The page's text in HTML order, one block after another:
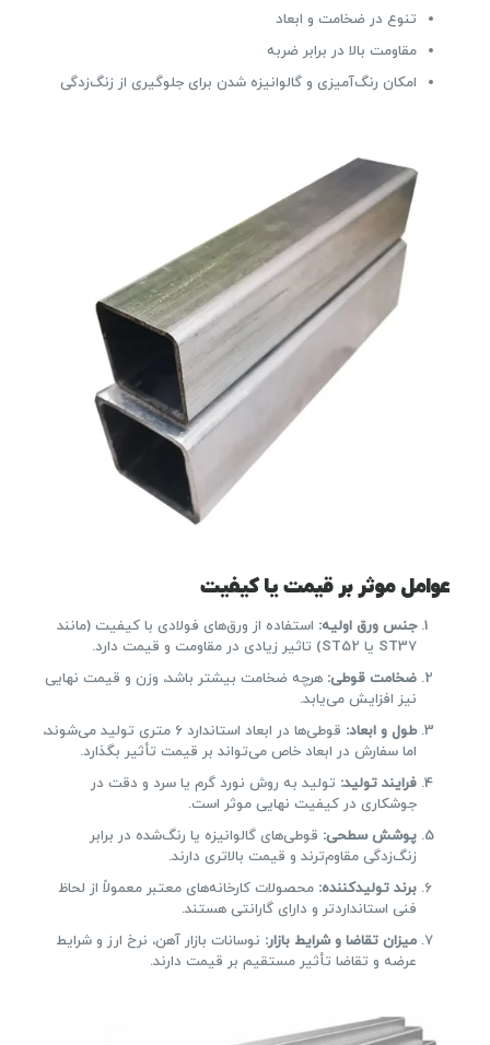
تنوع در ضخامت و ابعاد
مقاومت بالا در برابر ضربه
امکان رنگ‌آمیزی و گالوانیزه شدن برای جلوگیری از زنگ‌زدگی
عوامل موثر بر قیمت یا کیفیت
جنس ورق اولیه: استفاده از ورق‌های فولادی با کیفیت (مانند
ST37 یا ST52) تاثیر زیادی در مقاومت و قیمت دارد.
ضخامت قوطی: هرچه ضخامت بیشتر باشد، وزن و قیمت نهایی
نیز افزایش می‌یابد.
طول و ابعاد:
قوطی‌ها در ابعاد استاندارد ۶ متری تولید می‌شوند،
اما سفارش در ابعاد خاص می‌تواند بر قیمت تأثیر بگذارد.
فرایند تولید: تولید به روش نورد گرم یا سرد و دقت در
جوشکاری در کیفیت نهایی موثر است.
پوشش سطحی: قوطی‌های گالوانیزه یا رنگ‌شده در برابر
زنگ‌زدگی مقاوم‌ترند و قیمت بالاتری دارند.
برند تولیدکننده: محصولات کارخانه‌های معتبر معمولاً از لحاظ
فنی استانداردتر و دارای گارانتی هستند.
میزان تقاضا و شرایط بازار: نوسانات بازار آهن، نرخ ارز و شرایط
عرضه و تقاضا تأثیر مستقیم بر قیمت دارند.